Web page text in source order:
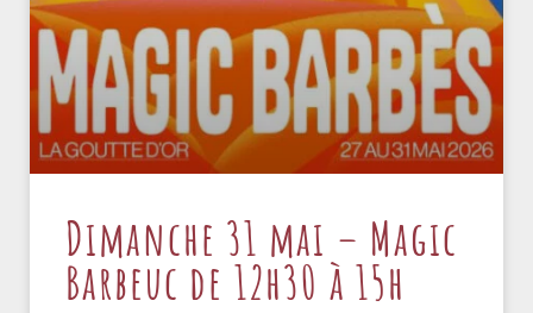
Dimanche 31 mai – Magic
Barbeuc de 12h30 à 15h